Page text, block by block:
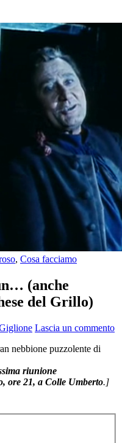
, Cosa facciamo
(anche
del Grillo)
Lascia un commento
nebbione puzzolente di
riunione
ore 21, a Colle Umberto.]